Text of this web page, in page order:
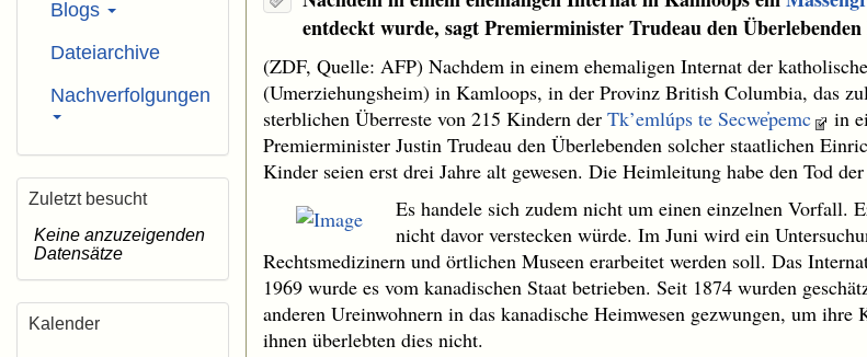
entdeckt wurde, sagt Premierminister Trudeau den
(ZDF, Quelle: AFP) Nachdem in einem ehemaligen Internat der
(Umerziehungsheim) in Kamloops, in der Provinz British Columbia, das
sterblichen Überreste von 215 Kindern der Tk’emlúps te Secwe̓pemc
in
Premierminister Justin Trudeau den Überlebenden solcher staatlichen
Kinder seien erst drei Jahre alt gewesen. Die Heimleitung habe den Tod
Es handele sich zudem nicht um einen einzelnen Vorfall.
nicht davor verstecken würde. Im Juni wird ein
Rechtsmedizinern und örtlichen Museen erarbeitet werden soll. Das
1969 wurde es vom kanadischen Staat betrieben. Seit 1874 wurden
anderen Ureinwohnern in das kanadische Heimwesen gezwungen, um
ihnen überlebten dies nicht.
Blogs
Dateiarchive
Nachverfolgungen
Zuletzt besucht
Keine anzuzeigenden
Datensätze
Kalender